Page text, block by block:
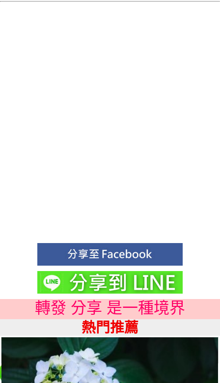
轉發 分享 是一種境界
熱門推薦